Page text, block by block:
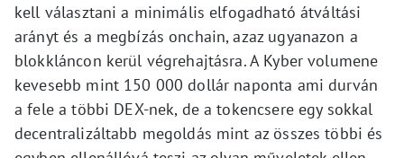
kell választani a minimális elfogadható átváltási
arányt és a megbízás onchain, azaz ugyanazon a
blokkláncon kerül végrehajtásra. A Kyber volumene
kevesebb mint 150 000 dollár naponta ami durván
a fele a többi DEX-nek, de a tokencsere egy sokkal
decentralizáltabb megoldás mint az összes többi és